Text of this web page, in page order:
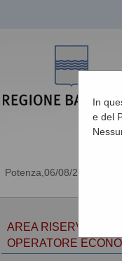
06/08/2026 05:06
In
e del
AREA RISERVATA
OPERATORE